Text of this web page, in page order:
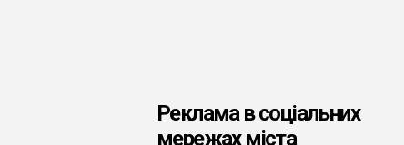
Реклама в соціальних
мережах міста